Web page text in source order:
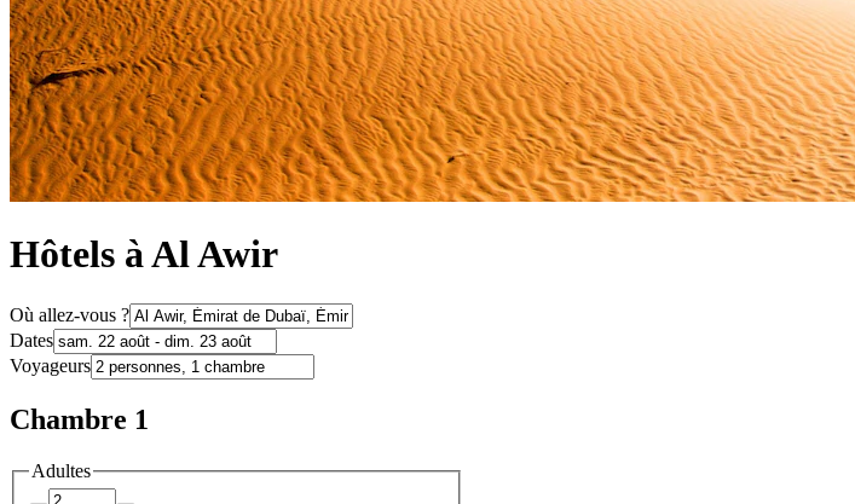
Hôtels à Al Awir
Où allez-vous ?
Dates
Voyageurs
Chambre 1
Adultes